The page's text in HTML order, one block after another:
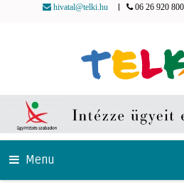
hivatal@telki.hu 06 26 920 800
Menu